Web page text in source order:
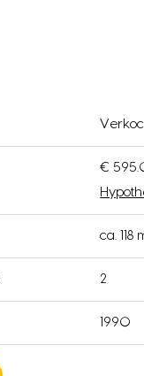
€
ca. 118
2
1990